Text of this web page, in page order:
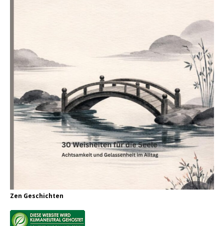
Zen Geschichten